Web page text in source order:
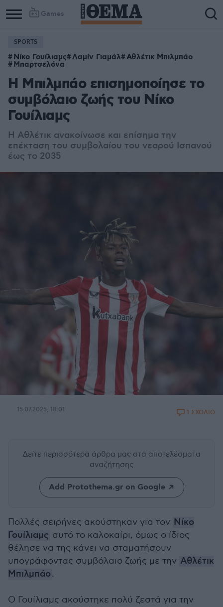
Games
SPORTS
Νίκο Γουίλιαμς Λαμίν Γιαμάλ Αθλέτικ Μπιλμπάο
Μπαρτσελόνα
Η Μπιλμπάο επισημοποίησε το
συμβόλαιο ζωής του Νίκο
Γουίλιαμς
Η Αθλέτικ ανακοίνωσε και επίσημα την
επέκταση του συμβολαίου του νεαρού Ισπανού
έως το 2035
15.07.2025, 18:01 1 ΣΧΟΛΙΟ
Δείτε περισσότερα άρθρα μας στα αποτελέσματα
αναζήτησης
Add Protothema.gr on Google
Πολλές σειρήνες ακούστηκαν για τον Νίκο
Γουίλιαμς αυτό το καλοκαίρι, όμως ο ίδιος
θέλησε να της κάνει να σταματήσουν
υπογράφοντας συμβόλαιο ζωής με την Αθλέτικ
Μπιλμπάο.
Ο Γουίλιαμς ακούστηκε πολύ ζεστά για την